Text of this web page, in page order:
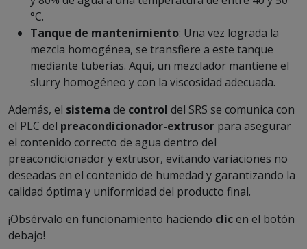
°C.
Tanque de mantenimiento: Una vez lograda la
mezcla homogénea, se transfiere a este tanque
mediante tuberías. Aquí, un mezclador mantiene el
slurry homogéneo y con la viscosidad adecuada.
Además, el sistema de control del SRS se comunica con
el PLC del preacondicionador-extrusor para asegurar
el contenido correcto de agua dentro del
preacondicionador y extrusor, evitando variaciones no
deseadas en el contenido de humedad y garantizando la
calidad óptima y uniformidad del producto final.
¡Obsérvalo en funcionamiento haciendo clicen el botón
debajo!